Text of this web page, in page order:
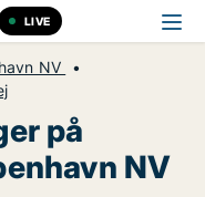
LIVE
NV
på
NV